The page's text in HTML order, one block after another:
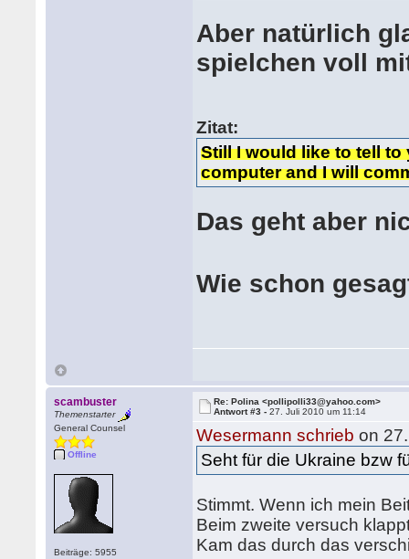
Aber natürlich
spielchen voll
Zitat:
Still I would like to tell
computer and I will
Das geht aber
Wie schon
scambuster
Themenstarter
General Counsel
Offline
Beiträge: 5955
Re: Polina <pollipolli33@yahoo.com>
Antwort #3 -27. Juli 2010 um 11:14
Wesermann schrieb on
Seht für die Ukraine bzw
Stimmt. Wenn ich mein
Beim zweite versuch
Kam das durch das